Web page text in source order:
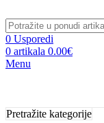
0 Usporedi
0 artikala 0.00€
Menu
Pretražite kategorije